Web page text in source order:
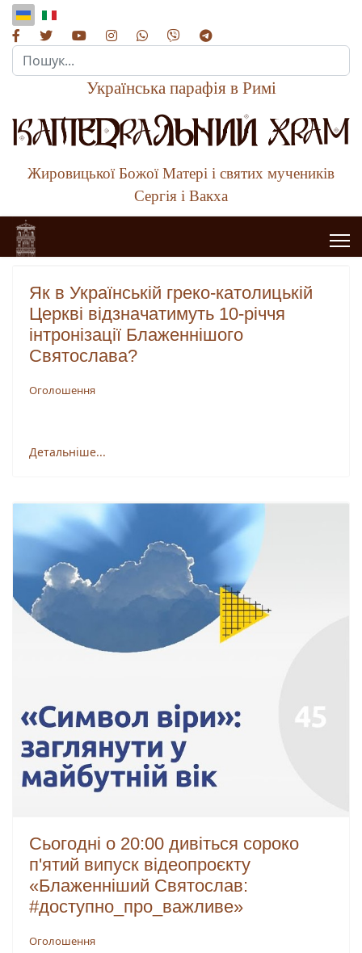
Пошук...
Українська парафія в Римі
Жировицької Божої Матері і святих мучеників
Сергія і Вакха
Як в Українській греко-католицькій
Церкві відзначатимуть 10-річчя
інтронізації Блаженнішого
Святослава?
Оголошення
Детальніше...
Сьогодні о 20:00 дивіться сороко
п'ятий випуск відеопроєкту
«Блаженніший Святослав:
#доступно_про_важливе»
Оголошення